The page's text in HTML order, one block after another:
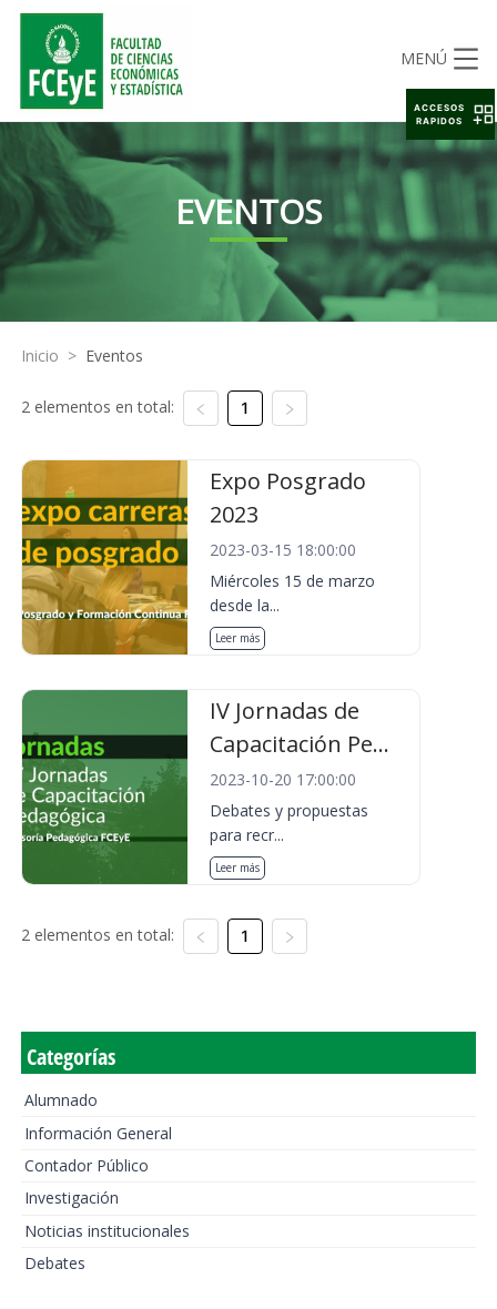
MENÚ
EVENTOS
Inicio > Eventos
2 elementos en total: 1
Expo Posgrado
2023
2023-03-15 18:00:00
Miércoles 15 de marzo
desde la...
Leer más
IV Jornadas de
Capacitación Pe...
2023-10-20 17:00:00
Debates y propuestas
para recr...
Leer más
2 elementos en total: 1
Categorías
Alumnado
Información General
Contador Público
Investigación
Noticias institucionales
Debates
ACCESOS
RAPIDOS